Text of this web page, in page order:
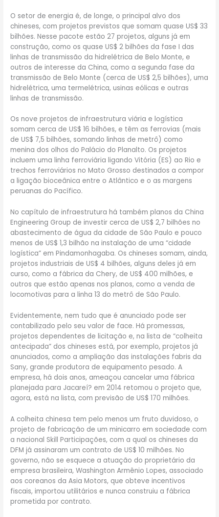
O setor de energia é, de longe, o principal alvo dos
chineses, com projetos previstos que somam quase US$ 33
bilhões. Nesse pacote estão 27 projetos, alguns já em
construção, como os quase US$ 2 bilhões da fase I das
linhas de transmissão da hidrelétrica de Belo Monte, e
outros de interesse da China, como a segunda fase da
transmissão de Belo Monte (cerca de US$ 2,5 bilhões), uma
hidrelétrica, uma termelétrica, usinas eólicas e outras
linhas de transmissão.
Os nove projetos de infraestrutura viária e logística
somam cerca de US$ 16 bilhões, e têm as ferrovias (mais
de US$ 7,5 bilhões, somando linhas de metrô) como
menina dos olhos do Palácio do Planalto. Os projetos
incluem uma linha ferroviária ligando Vitória (ES) ao Rio e
trechos ferroviários no Mato Grosso destinados a compor
a ligação bioceânica entre o Atlântico e o as margens
peruanas do Pacífico.
No capítulo de infraestrutura há também planos da China
Engineering Group de investir cerca de US$ 2,7 bilhões no
abastecimento de água da cidade de São Paulo e pouco
menos de US$ 1,3 bilhão na instalação de uma “cidade
logística” em Pindamonhagaba. Os chineses somam, ainda,
projetos industriais de US$ 4 bilhões, alguns deles já em
curso, como a fábrica da Chery, de US$ 400 milhões, e
outros que estão apenas nos planos, como a venda de
locomotivas para a linha 13 do metrô de São Paulo.
Evidentemente, nem tudo que é anunciado pode ser
contabilizado pelo seu valor de face. Há promessas,
projetos dependentes de licitação e, na lista de “colheita
antecipada” dos chineses está, por exemplo, projetos já
anunciados, como a ampliação das instalações fabris da
Sany, grande produtora de equipamento pesado. A
empresa, há dois anos, ameaçou cancelar uma fábrica
planejada para Jacareí? em 2014 retomou o projeto que,
agora, está na lista, com previsão de US$ 170 milhões.
A colheita chinesa tem pelo menos um fruto duvidoso, o
projeto de fabricação de um minicarro em sociedade com
a nacional Skill Participações, com a qual os chineses da
DFM já assinaram um contrato de US$ 10 milhões. No
governo, não se esquece a atuação do proprietário da
empresa brasileira, Washington Armênio Lopes, associado
aos coreanos da Asia Motors, que obteve incentivos
fiscais, importou utilitários e nunca construiu a fábrica
prometida por contrato.